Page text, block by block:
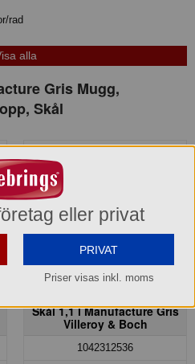
rad
Gris Mugg,
Skål
Skål 1,1 l Manufacture Gris
Villeroy & Boch
1042312536
eller privat
PRIVAT
Priser visas inkl. moms